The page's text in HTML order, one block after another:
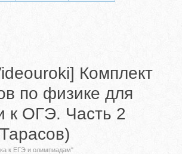
Комплект
по физике для
к ОГЭ. Часть 2
к ЕГЭ и олимпиадам"